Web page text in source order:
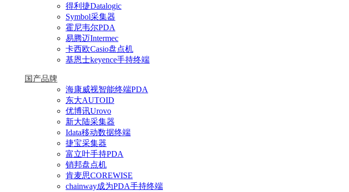
得利捷Datalogic
Symbol采集器
霍尼韦尔PDA
易腾迈Intermec
卡西欧Casio盘点机
基恩士keyence手持终端
国产品牌
海康威视智能终端PDA
东大AUTOID
优博讯Urovo
新大陆采集器
Idata移动数据终端
捷宝采集器
富立叶手持PDA
销邦盘点机
肯麦思COREWISE
chainway成为PDA手持终端